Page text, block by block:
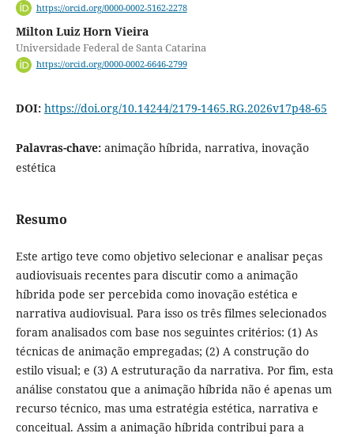
https://orcid.org/0000-0002-5162-2278
Milton Luiz Horn Vieira
Universidade Federal de Santa Catarina
https://orcid.org/0000-0002-6646-2799
DOI: https://doi.org/10.14244/2179-1465.RG.2026v17p48-65
Palavras-chave: animação híbrida, narrativa, inovação
estética
Resumo
Este artigo teve como objetivo selecionar e analisar peças
audiovisuais recentes para discutir como a animação
híbrida pode ser percebida como inovação estética e
narrativa audiovisual. Para isso os três filmes selecionados
foram analisados com base nos seguintes critérios: (1) As
técnicas de animação empregadas; (2) A construção do
estilo visual; e (3) A estruturação da narrativa. Por fim, esta
análise constatou que a animação híbrida não é apenas um
recurso técnico, mas uma estratégia estética, narrativa e
conceitual. Assim a animação híbrida contribui para a